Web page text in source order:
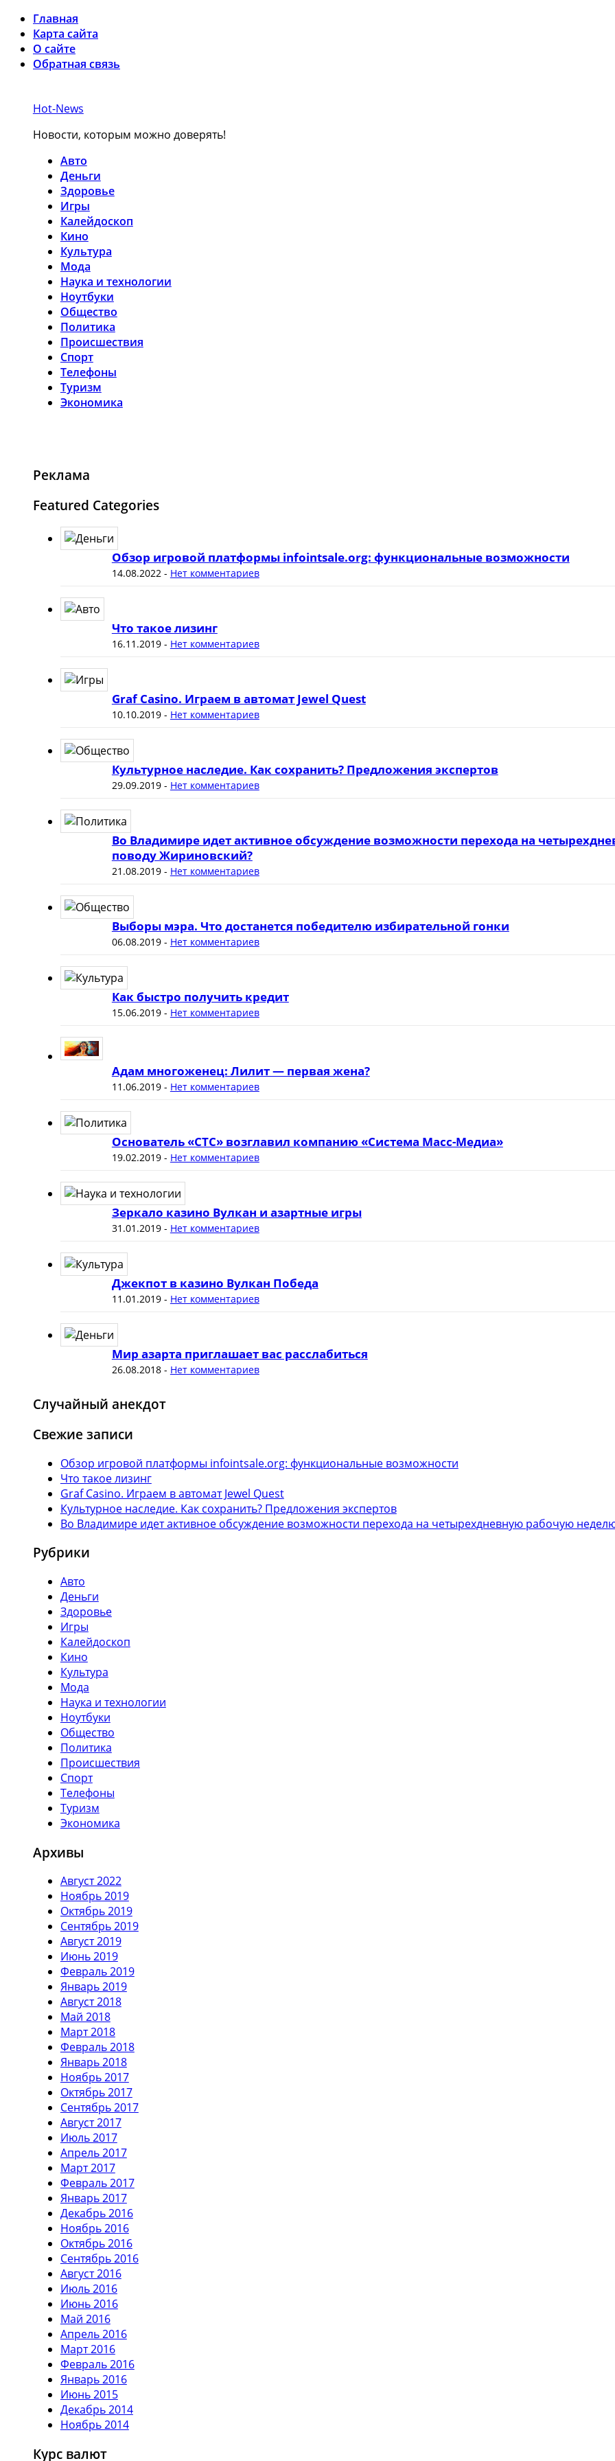
Главная
Карта сайта
О сайте
Обратная связь
Hot-News
Новости, которым можно доверять!
Авто
Деньги
Здоровье
Игры
Калейдоскоп
Кино
Культура
Мода
Наука и технологии
Ноутбуки
Общество
Политика
Происшествия
Спорт
Телефоны
Туризм
Экономика
Реклама
Featured Categories
Обзор игровой платформы infointsale.org: функциональные возможности
14.08.2022 - Нет комментариев
Что такое лизинг
16.11.2019- Нет комментариев
Graf Casino. Играем в автомат Jewel Quest
10.10.2019- Нет комментариев
Культурное наследие. Как сохранить? Предложения экспертов
29.09.2019- Нет комментариев
Во Владимире идет активное обсуждение возможности перехода на
поводу Жириновский?
21.08.2019- Нет комментариев
Выборы мэра. Что достанется победителю избирательной гонки
06.08.2019- Нет комментариев
Как быстро получить кредит
15.06.2019- Нет комментариев
Адам многоженец: Лилит — первая жена?
11.06.2019- Нет комментариев
Основатель «СТС» возглавил компанию «Система Масс-Медиа»
19.02.2019- Нет комментариев
Зеркало казино Вулкан и азартные игры
31.01.2019- Нет комментариев
Джекпот в казино Вулкан Победа
11.01.2019- Нет комментариев
Мир азарта приглашает вас расслабиться
26.08.2018- Нет комментариев
Случайный анекдот
Свежие записи
Обзор игровой платформы infointsale.org: функциональные возможности
Что такое лизинг
Graf Casino. Играем в автомат Jewel Quest
Культурное наследие. Как сохранить? Предложения экспертов
Во Владимире идет активное обсуждение возможности перехода на четырехдневную рабочую
Рубрики
Авто
Деньги
Здоровье
Игры
Калейдоскоп
Кино
Культура
Мода
Наука и технологии
Ноутбуки
Общество
Политика
Происшествия
Спорт
Телефоны
Туризм
Экономика
Архивы
Август 2022
Ноябрь 2019
Октябрь 2019
Сентябрь 2019
Август 2019
Июнь 2019
Февраль 2019
Январь 2019
Август 2018
Май 2018
Март 2018
Февраль 2018
Январь 2018
Ноябрь 2017
Октябрь 2017
Сентябрь 2017
Август 2017
Июль 2017
Апрель 2017
Март 2017
Февраль 2017
Январь 2017
Декабрь 2016
Ноябрь 2016
Октябрь 2016
Сентябрь 2016
Август 2016
Июль 2016
Июнь 2016
Май 2016
Апрель 2016
Март 2016
Февраль 2016
Январь 2016
Июнь 2015
Декабрь 2014
Ноябрь 2014
Курс валют